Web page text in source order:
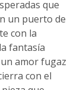
que
un puerto de
con la
fantasía
amor fugaz
con el